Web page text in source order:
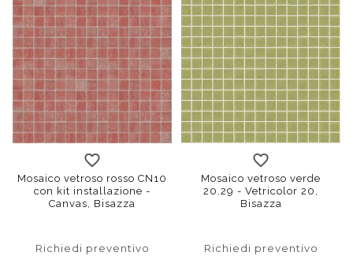
Mosaico vetroso rosso CN10
con kit installazione -
Canvas, Bisazza
Richiedi preventivo
Mosaico vetroso verde
20.29 - Vetricolor 20,
Bisazza
Richiedi preventivo